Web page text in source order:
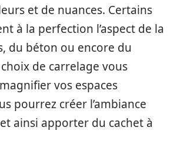
et de nuances. Certains
à la perfection l’aspect de la
du béton ou encore du
de carrelage vous
vos espaces
pourrez créer l’ambiance
ainsi apporter du cachet à